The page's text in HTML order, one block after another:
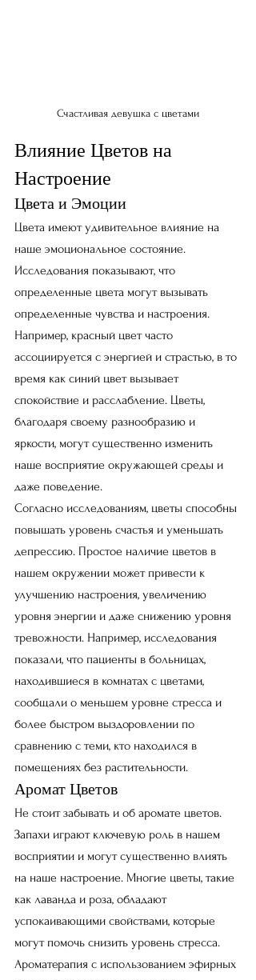
Счастливая девушка с цветами
Влияние Цветов на
Настроение
Цвета и Эмоции
Цвета имеют удивительное влияние на
наше эмоциональное состояние.
Исследования показывают, что
определенные цвета могут вызывать
определенные чувства и настроения.
Например, красный цвет часто
ассоциируется с энергией и страстью, в то
время как синий цвет вызывает
спокойствие и расслабление. Цветы,
благодаря своему разнообразию и
яркости, могут существенно изменить
наше восприятие окружающей среды и
даже поведение.
Согласно исследованиям, цветы способны
повышать уровень счастья и уменьшать
депрессию. Простое наличие цветов в
нашем окружении может привести к
улучшению настроения, увеличению
уровня энергии и даже снижению уровня
тревожности. Например, исследования
показали, что пациенты в больницах,
находившиеся в комнатах с цветами,
сообщали о меньшем уровне стресса и
более быстром выздоровлении по
сравнению с теми, кто находился в
помещениях без растительности.
Аромат Цветов
Не стоит забывать и об аромате цветов.
Запахи играют ключевую роль в нашем
восприятии и могут существенно влиять
на наше настроение. Многие цветы, такие
как лаванда и роза, обладают
успокаивающими свойствами, которые
могут помочь снизить уровень стресса.
Ароматерапия с использованием эфирных